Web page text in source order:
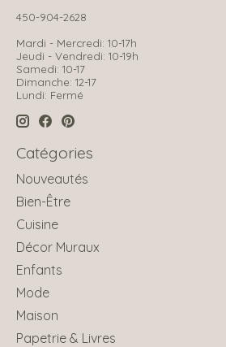
450-904-2628
Mardi - Mercredi: 10-17h
Jeudi - Vendredi: 10-19h
Samedi: 10-17
Dimanche: 12-17
Lundi: Fermé
Catégories
Nouveautés
Bien-Être
Cuisine
Décor Muraux
Enfants
Mode
Maison
Papetrie & Livres